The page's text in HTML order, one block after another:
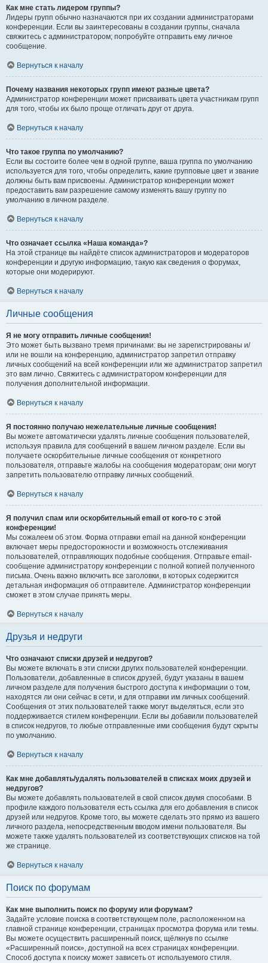
Как мне стать лидером группы?
Лидеры групп обычно назначаются при их создании администраторами
конференции. Если вы заинтересованы в создании группы, сначала
свяжитесь с администратором; попробуйте отправить ему личное
сообщение.
Вернуться к началу
Почему названия некоторых групп имеют разные цвета?
Администратор конференции может присваивать цвета участникам групп
для того, чтобы их было проще отличать друг от друга.
Вернуться к началу
Что такое группа по умолчанию?
Если вы состоите более чем в одной группе, ваша группа по умолчанию
используется для того, чтобы определить, какие групповые цвет и звание
должны быть вам присвоены. Администратор конференции может
предоставить вам разрешение самому изменять вашу группу по
умолчанию в личном разделе.
Вернуться к началу
Что означает ссылка «Наша команда»?
На этой странице вы найдёте список администраторов и модераторов
конференции и другую информацию, такую как сведения о форумах,
которые они модерируют.
Вернуться к началу
Личные сообщения
Я не могу отправить личные сообщения!
Это может быть вызвано тремя причинами: вы не зарегистрированы и/
или не вошли на конференцию, администратор запретил отправку
личных сообщений на всей конференции или же администратор запретил
это вам лично. Свяжитесь с администратором конференции для
получения дополнительной информации.
Вернуться к началу
Я постоянно получаю нежелательные личные сообщения!
Вы можете автоматически удалять личные сообщения пользователей,
используя правила для сообщений в вашем личном разделе. Если вы
получаете оскорбительные личные сообщения от конкретного
пользователя, отправьте жалобы на сообщения модераторам; они могут
запретить пользователю отправку личных сообщений.
Вернуться к началу
Я получил спам или оскорбительный email от кого-то с этой
конференции!
Мы сожалеем об этом. Форма отправки email на данной конференции
включает меры предосторожности и возможность отслеживания
пользователей, отправляющих подобные сообщения. Отправьте email-
сообщение администратору конференции с полной копией полученного
письма. Очень важно включить все заголовки, в которых содержится
детальная информация об отправителе. Администратор конференции
сможет в этом случае принять меры.
Вернуться к началу
Друзья и недруги
Что означают списки друзей и недругов?
Вы можете включать в эти списки других пользователей конференции.
Пользователи, добавленные в список друзей, будут указаны в вашем
личном разделе для получения быстрого доступа к информации о том,
находятся ли они сейчас в сети, и для отправки им личных сообщений.
Сообщения от этих пользователей также могут выделяться, если это
поддерживается стилем конференции. Если вы добавили пользователей
в список недругов, то любые отправленные ими сообщения будут скрыты
по умолчанию.
Вернуться к началу
Как мне добавлять/удалять пользователей в списках моих друзей и
недругов?
Вы можете добавлять пользователей в свой список двумя способами. В
профиле каждого пользователя есть ссылка для его добавления в список
друзей или недругов. Кроме того, вы можете сделать это прямо из вашего
личного раздела, непосредственным вводом имени пользователя. Вы
можете также удалять пользователей из соответствующих списков на той
же странице.
Вернуться к началу
Поиск по форумам
Как мне выполнить поиск по форуму или форумам?
Задайте условие поиска в соответствующем поле, расположенном на
главной странице конференции, страницах просмотра форума или темы.
Вы можете осуществить расширенный поиск, щёлкнув по ссылке
«Расширенный поиск», доступной на всех страницах конференции.
Способ доступа к поиску может зависеть от используемого стиля.